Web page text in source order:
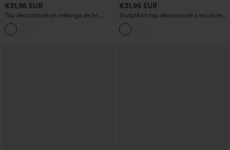
€31,95 EUR
Top décontracté en mélange de lin,
encolure en V et manches retroussables
€31,95 EUR
SculptKnit top décontracté à encolure
ronde, manches longues chauve-souris,
ceinturé